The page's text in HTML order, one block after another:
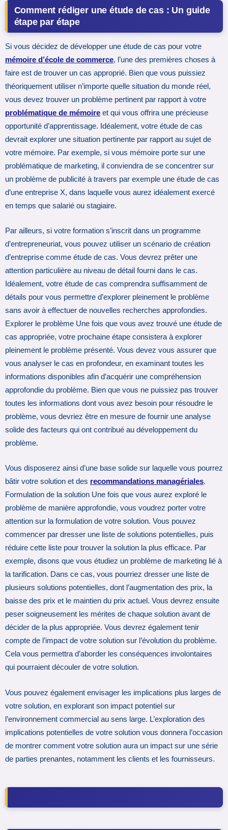
Comment rédiger une étude de cas : Un guide
étape par étape
Si vous décidez de développer une étude de cas pour votre
mémoire d’école de commerce, l’une des premières choses à
faire est de trouver un cas approprié. Bien que vous puissiez
théoriquement utiliser n’importe quelle situation du monde réel,
vous devez trouver un problème pertinent par rapport à votre
problématique de mémoire et qui vous offrira une précieuse
opportunité d’apprentissage. Idéalement, votre étude de cas
devrait explorer une situation pertinente par rapport au sujet de
votre mémoire. Par exemple, si vous mémoire porte sur une
problématique de marketing, il conviendra de se concentrer sur
un problème de publicité à travers par exemple une étude de cas
d’une entreprise X, dans laquelle vous aurez idéalement exercé
en temps que salarié ou stagiaire.
Par ailleurs, si votre formation s’inscrit dans un programme
d’entrepreneuriat, vous pouvez utiliser un scénario de création
d’entreprise comme étude de cas. Vous devrez prêter une
attention particulière au niveau de détail fourni dans le cas.
Idéalement, votre étude de cas comprendra suffisamment de
détails pour vous permettre d’explorer pleinement le problème
sans avoir à effectuer de nouvelles recherches approfondies.
Explorer le problème Une fois que vous avez trouvé une étude de
cas appropriée, votre prochaine étape consistera à explorer
pleinement le problème présenté. Vous devez vous assurer que
vous analyser le cas en profondeur, en examinant toutes les
informations disponibles afin d’acquérir une compréhension
approfondie du problème. Bien que vous ne puissiez pas trouver
toutes les informations dont vous avez besoin pour résoudre le
problème, vous devriez être en mesure de fournir une analyse
solide des facteurs qui ont contribué au développement du
problème.
Vous disposerez ainsi d’une base solide sur laquelle vous pourrez
bâtir votre solution et des recommandations managériales.
Formulation de la solution Une fois que vous aurez exploré le
problème de manière approfondie, vous voudrez porter votre
attention sur la formulation de votre solution. Vous pouvez
commencer par dresser une liste de solutions potentielles, puis
réduire cette liste pour trouver la solution la plus efficace. Par
exemple, disons que vous étudiez un problème de marketing lié à
la tarification. Dans ce cas, vous pourriez dresser une liste de
plusieurs solutions potentielles, dont l’augmentation des prix, la
baisse des prix et le maintien du prix actuel. Vous devrez ensuite
peser soigneusement les mérites de chaque solution avant de
décider de la plus appropriée. Vous devrez également tenir
compte de l’impact de votre solution sur l’évolution du problème.
Cela vous permettra d’aborder les conséquences involontaires
qui pourraient découler de votre solution.
Vous pouvez également envisager les implications plus larges de
votre solution, en explorant son impact potentiel sur
l’environnement commercial au sens large. L’exploration des
implications potentielles de votre solution vous donnera l’occasion
de montrer comment votre solution aura un impact sur une série
de parties prenantes, notamment les clients et les fournisseurs.